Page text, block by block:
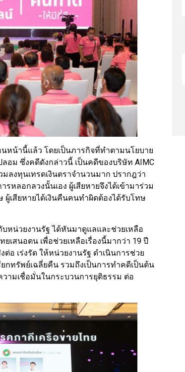
นหน้านี้แล้ว โดยเป็นภารกิจที่ทำตามนโยบาย
ลอม ซึ่งคดีดังกล่าวนี้ เป็นคดีของบริษัท AIMC
ลงทุนเทรดเงินตราจำนวนมาก ปรากฎว่า
หลอกลวงนั้นเอง ผู้เสียหายจึงได้เข้ามาร่วม
ผู้เสียหายได้เงินคืนคนทำผิดต้องได้รับโทษ
หน่วยงานรัฐ ได้หันมาดูแลและช่วยเหลือ
เสนอตน เพื่อช่วยเหลือเรื่องนี้มากว่า 19 ปี
ต่อ เร่งรัด ให้หน่วยงานรัฐ ดำเนินการช่วย
กทรัพย์เฉลี่ยคืน รวมถึงเป็นการทำคดีเป็นต้น
ามเชื่อมั่นในกระบวนการยุติธรรม ต่อ